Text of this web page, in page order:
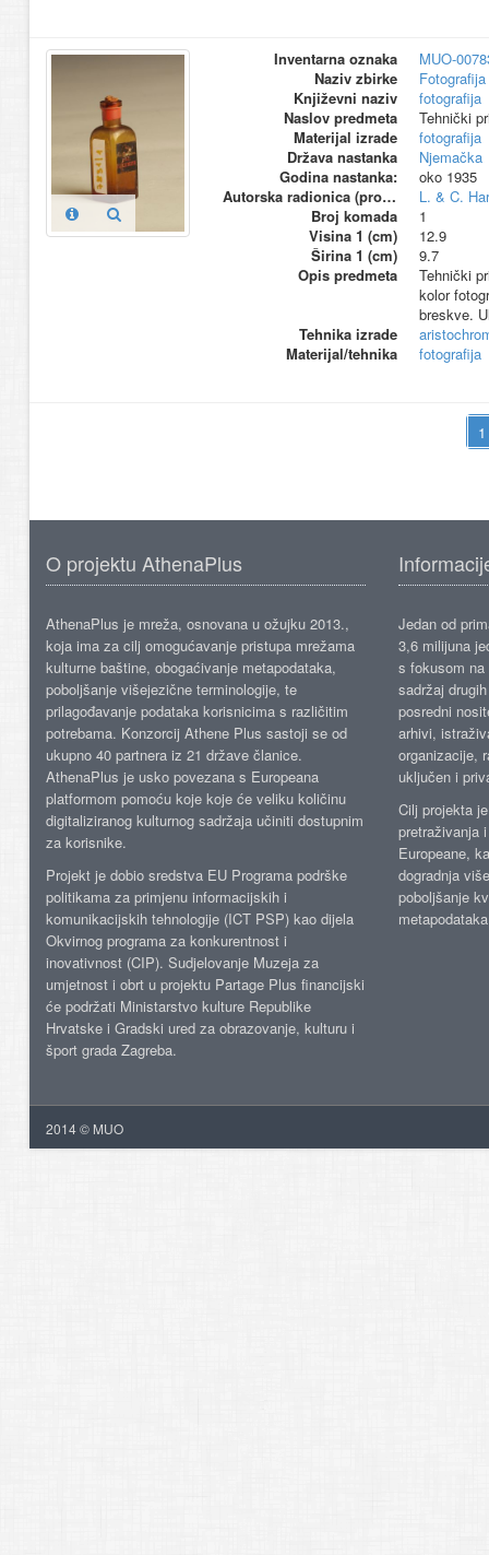
Inventarna oznaka
MUO-
Naziv zbirke
Književni naziv
fotografija
Naslov predmeta
Tehnički
Materijal izrade
fotografija
Država nastanka
Njemačka
Godina nastanka:
oko 1935
Autorska radionica (proizvođač)
L. & C.
Broj komada
1
Visina 1 (cm)
12.9
Širina 1 (cm)
9.7
Opis predmeta
Tehnički
kolor
breskve.
Tehnika izrade
Materijal/tehnika
fotografija
O projektu AthenaPlus
AthenaPlus je mreža, osnovana u ožujku 2013.,
koja ima za cilj omogućavanje pristupa mrežama
kulturne baštine, obogaćivanje metapodataka,
poboljšanje višejezične terminologije, te
prilagođavanje podataka korisnicima s različitim
potrebama. Konzorcij Athene Plus sastoji se od
ukupno 40 partnera iz 21 države članice.
AthenaPlus je usko povezana s Europeana
platformom pomoću koje koje će veliku količinu
digitaliziranog kulturnog sadržaja učiniti dostupnim
za korisnike.
Projekt je dobio sredstva EU Programa podrške
politikama za primjenu informacijskih i
komunikacijskih tehnologije (ICT PSP) kao dijela
Okvirnog programa za konkurentnost i
inovativnost (CIP). Sudjelovanje Muzeja za
umjetnost i obrt u projektu Partage Plus financijski
će podržati Ministarstvo kulture Republike
Hrvatske i Gradski ured za obrazovanje, kulturu i
šport grada Zagreba.
Jedan od
3,6 milijuna
s fokusom
sadržaj
posredni
arhivi,
organizacije,
uključen i
Cilj projekta
pretraživanja
Europeane,
dogradnja
poboljšanje
2014 © MUO